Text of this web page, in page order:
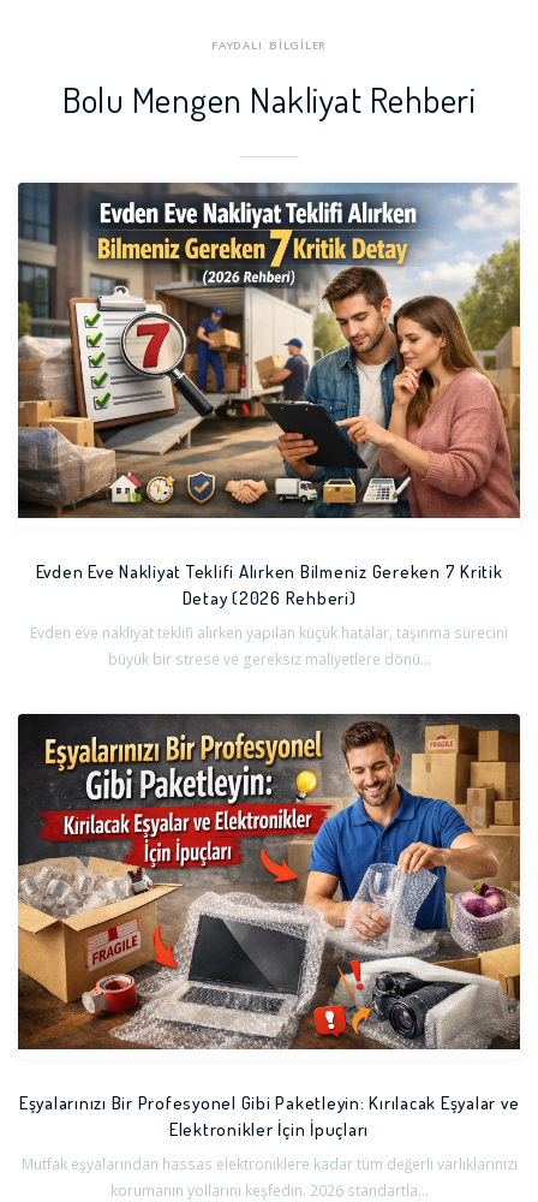
FAYDALI BİLGİLER
Bolu Mengen Nakliyat Rehberi
Evden Eve Nakliyat Teklifi Alırken Bilmeniz Gereken 7 Kritik
Detay (2026 Rehberi)
Evden eve nakliyat teklifi alırken yapılan küçük hatalar, taşınma sürecini
büyük bir strese ve gereksiz maliyetlere dönü...
Eşyalarınızı Bir Profesyonel Gibi Paketleyin: Kırılacak Eşyalar ve
Elektronikler İçin İpuçları
Mutfak eşyalarından hassas elektroniklere kadar tüm değerli varlıklarınızı
korumanın yollarını keşfedin. 2026 standartla...